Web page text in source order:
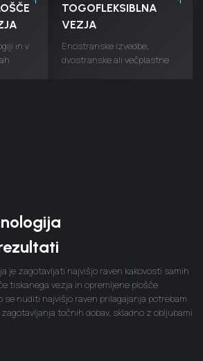
in v
TOGOFLEKSIBLNA
VEZJA
Enostranske izvedbe,
dvostranske ali večplastne
je zagotavljati najvišjo raven kakovosti samih
tiskanega vezja in opremljene plošče
se nuditi najvišjo raven prilagajanja potrebam
točnih dobav, skladno z obljubami